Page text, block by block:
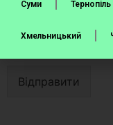
Відправити
Суми Тернопіль
Хмельницький